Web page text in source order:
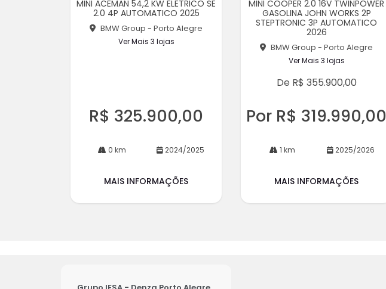
rtil
MINI ACEMAN 54,2 KW ELETRICO SE
2.0 4P AUTOMATICO 2025
BMW Group - Porto Alegre
Ver Mais 3 lojas
R$ 325.900,00
0 km 2024/2025
MAIS INFORMAÇÕES
rtil
he
MINI COOPER 2.0 16V TWINPOWER
GASOLINA JOHN WORKS 2P
STEPTRONIC 3P AUTOMATICO
2026
BMW Group - Porto Alegre
Ver Mais 3 lojas
De R$ 355.900,00
Por R$ 319.990,00
1 km 2025/2026
MAIS INFORMAÇÕES